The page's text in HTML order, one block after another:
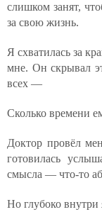
слишком занят,
за свою жизнь.
Я схватилась за
мне. Он скрывал
всех —
Сколько времени
Доктор провёл
готовилась
смысла — что-то
Но глубоко внутри